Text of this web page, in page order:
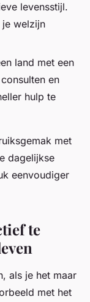
levensstijl.
je welzijn
land met een
en
hulp te
met
dagelijkse
eenvoudiger
te
als je het maar
met het